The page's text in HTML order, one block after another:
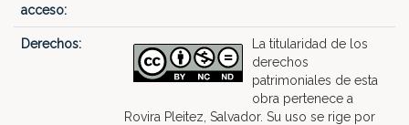
acceso:
Derechos:
La titularidad de los
derechos
patrimoniales de esta
obra pertenece a
Rovira Pleitez, Salvador. Su uso se rige por